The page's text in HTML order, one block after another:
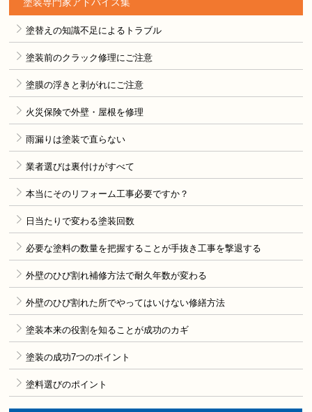
塗替えの知識不足によるトラブル
塗装前のクラック修理にご注意
塗膜の浮きと剥がれにご注意
火災保険で外壁・屋根を修理
雨漏りは塗装で直らない
業者選びは裏付けがすべて
本当にそのリフォーム工事必要ですか？
日当たりで変わる塗装回数
必要な塗料の数量を把握することが手抜き工事を撃退する
外壁のひび割れ補修方法で耐久年数が変わる
外壁のひび割れた所でやってはいけない修繕方法
塗装本来の役割を知ることが成功のカギ
塗装の成功7つのポイント
塗料選びのポイント